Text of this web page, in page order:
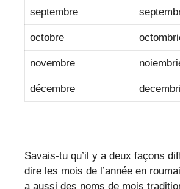
septembre
octobre
novembre
décembre
Savais-tu qu’il y a deux façons
dire les mois de l’année en
a aussi des noms de mois